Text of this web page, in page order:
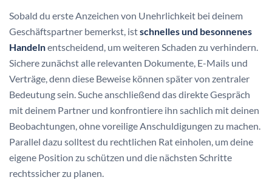
Sobald du erste Anzeichen von Unehrlichkeit bei deinem
Geschäftspartner bemerkst, istschnelles und besonnenes
Handelnentscheidend, um weiteren Schaden zu verhindern.
Sichere zunächst alle relevanten Dokumente, E-Mails und
Verträge, denn diese Beweise können später von zentraler
Bedeutung sein. Suche anschließend das direkte Gespräch
mit deinem Partner und konfrontiere ihn sachlich mit deinen
Beobachtungen, ohne voreilige Anschuldigungen zu machen.
Parallel dazu solltest du rechtlichen Rat einholen, um deine
eigene Position zu schützen und die nächsten Schritte
rechtssicher zu planen.